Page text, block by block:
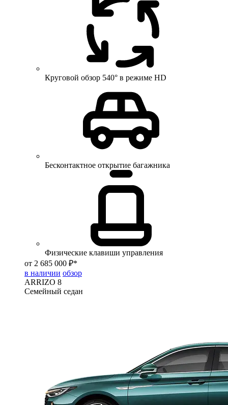
Круговой обзор 540° в режиме HD
Бесконтактное открытие багажника
Физические клавиши управления
от 2 685 000 ₽*
в наличии обзор
ARRIZO 8
Семейный седан